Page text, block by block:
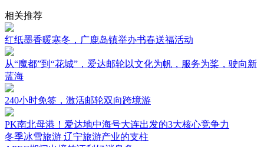
相关推荐
红纸墨香暖寒冬，广鹿岛镇举办书春送福活动
从“魔都”到“花城”，爱达邮轮以文化为帆，服务为桨，驶向新
蓝海
240小时免签，激活邮轮双向跨境游
PK南北母港！爱达地中海号大连出发的3大核心竞争力
冬季冰雪旅游 辽宁旅游产业的支柱